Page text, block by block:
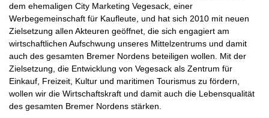
dem ehemaligen City Marketing Vegesack, einer
Werbegemeinschaft für Kaufleute, und hat sich 2010 mit neuen
Zielsetzung allen Akteuren geöffnet, die sich engagiert am
wirtschaftlichen Aufschwung unseres Mittelzentrums und damit
auch des gesamten Bremer Nordens beteiligen wollen. Mit der
Zielsetzung, die Entwicklung von Vegesack als Zentrum für
Einkauf, Freizeit, Kultur und maritimen Tourismus zu fördern,
wollen wir die Wirtschaftskraft und damit auch die Lebensqualität
des gesamten Bremer Nordens stärken.